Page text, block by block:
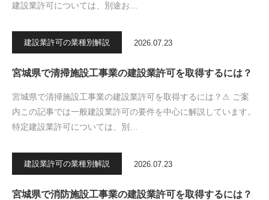
建設業許可については、別途お…
建設業許可の業種別解説 2026.07.23
宮城県で清掃施設工事業の建設業許可を取得するには？
宮城県で清掃施設工事業の建設業許可を取得するには？⚠ ご案
内この記事では一般建設業許可の要件を中心に解説しています。
特定建設業許可については、別…
建設業許可の業種別解説 2026.07.23
宮城県で消防施設工事業の建設業許可を取得するには？